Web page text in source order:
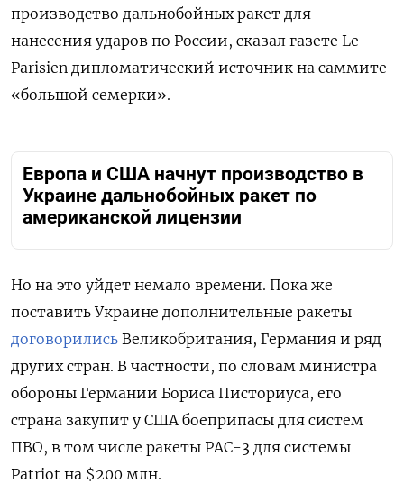
производство дальнобойных ракет для
нанесения ударов по России, сказал газете Le
Parisien дипломатический источник на саммите
«большой семерки».
Европа и США начнут производство в
Украине дальнобойных ракет по
американской лицензии
Но на это уйдет немало времени. Пока же
поставить Украине дополнительные ракеты
договорились Великобритания, Германия и ряд
других стран. В частности, по словам министра
обороны Германии Бориса Писториуса, его
страна закупит у США боеприпасы для систем
ПВО, в том числе ракеты PAC-3 для системы
Patriot на $200 млн.